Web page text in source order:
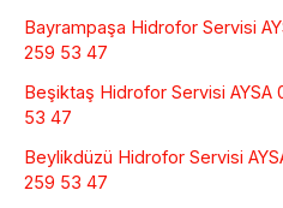
Bayrampaşa Hidrofor Servisi
259 53 47
Beşiktaş Hidrofor Servisi
53 47
Beylikdüzü Hidrofor Servisi
259 53 47